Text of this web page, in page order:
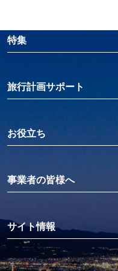
特集
旅行計画サポート
お役立ち
事業者の皆様へ
サイト情報